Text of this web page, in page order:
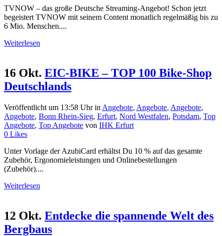
TVNOW – das große Deutsche Streaming-Angebot! Schon jetzt
begeistert TVNOW mit seinem Content monatlich regelmäßig bis zu
6 Mio. Menschen....
Weiterlesen
16 Okt. EIC-BIKE – TOP 100 Bike-Shop
Deutschlands
Veröffentlicht um 13:58 Uhrin Angebote, Angebote, Angebote,
Angebote, Bonn Rhein-Sieg, Erfurt, Nord Westfalen, Potsdam, Top
Angebote, Top Angebote von IHK Erfurt
0 Likes
Unter Vorlage der AzubiCard erhältst Du 10 % auf das gesamte
Zubehör, Ergonomieleistungen und Onlinebestellungen
(Zubehör)....
Weiterlesen
12 Okt. Entdecke die spannende Welt des
Bergbaus